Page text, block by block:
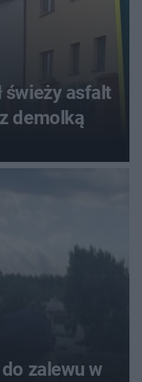
świeży asfalt
demolką
zalewu w